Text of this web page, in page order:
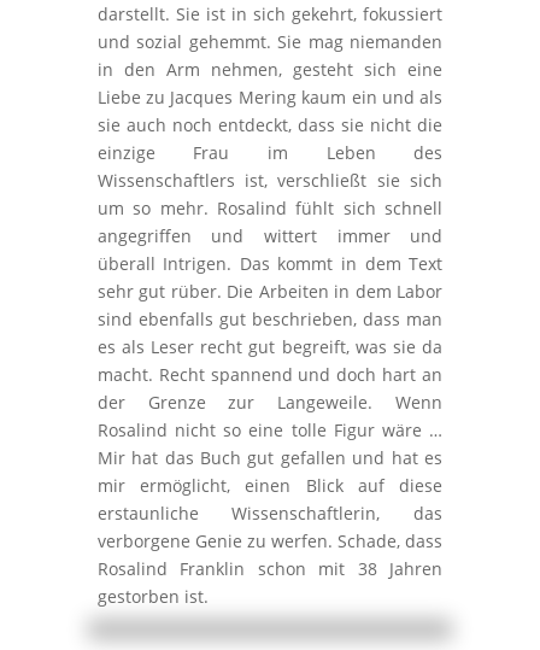
darstellt. Sie ist in sich gekehrt, fokussiert
und sozial gehemmt. Sie mag niemanden
in den Arm nehmen, gesteht sich eine
Liebe zu Jacques Mering kaum ein und als
sie auch noch entdeckt, dass sie nicht die
einzige Frau im Leben des
Wissenschaftlers ist, verschließt sie sich
um so mehr. Rosalind fühlt sich schnell
angegriffen und wittert immer und
überall Intrigen. Das kommt in dem Text
sehr gut rüber. Die Arbeiten in dem Labor
sind ebenfalls gut beschrieben, dass man
es als Leser recht gut begreift, was sie da
macht. Recht spannend und doch hart an
der Grenze zur Langeweile. Wenn
Rosalind nicht so eine tolle Figur wäre …
Mir hat das Buch gut gefallen und hat es
mir ermöglicht, einen Blick auf diese
erstaunliche Wissenschaftlerin, das
verborgene Genie zu werfen. Schade, dass
Rosalind Franklin schon mit 38 Jahren
gestorben ist.